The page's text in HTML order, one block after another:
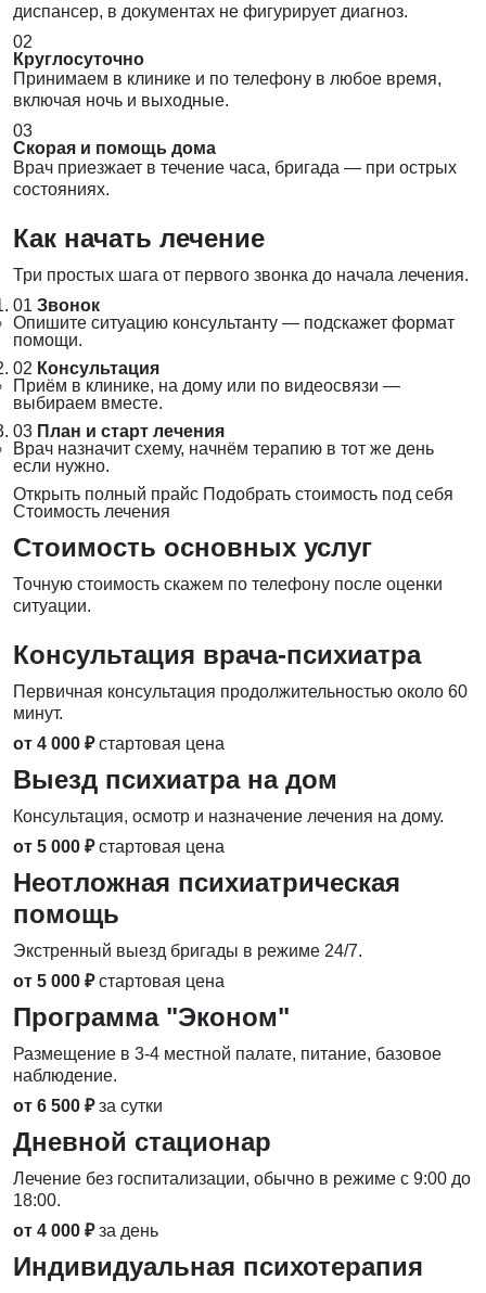
диспансер, в документах не фигурирует диагноз.
02
Круглосуточно
Принимаем в клинике и по телефону в любое время,
включая ночь и выходные.
03
Скорая и помощь дома
Врач приезжает в течение часа, бригада — при острых
состояниях.
Как начать лечение
Три простых шага от первого звонка до начала лечения.
01 Звонок
Опишите ситуацию консультанту — подскажет формат
помощи.
02 Консультация
Приём в клинике, на дому или по видеосвязи —
выбираем вместе.
03 План и старт лечения
Врач назначит схему, начнём терапию в тот же день
если нужно.
Открыть полный прайс Подобрать стоимость под себя
Стоимость лечения
Стоимость основных услуг
Точную стоимость скажем по телефону после оценки
ситуации.
Консультация врача-психиатра
Первичная консультация продолжительностью около 60
минут.
от 4 000 ₽ стартовая цена
Выезд психиатра на дом
Консультация, осмотр и назначение лечения на дому.
от 5 000 ₽ стартовая цена
Неотложная психиатрическая
помощь
Экстренный выезд бригады в режиме 24/7.
от 5 000 ₽ стартовая цена
Программа "Эконом"
Размещение в 3-4 местной палате, питание, базовое
наблюдение.
от 6 500 ₽ за сутки
Дневной стационар
Лечение без госпитализации, обычно в режиме с 9:00 до
18:00.
от 4 000 ₽ за день
Индивидуальная психотерапия